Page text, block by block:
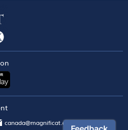
canada@magnificat.com